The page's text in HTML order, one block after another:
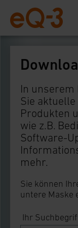
In unserem
Sie
Produkten
wie z.B.
Software-
mehr.
Sie können
untere Maske
Ihr